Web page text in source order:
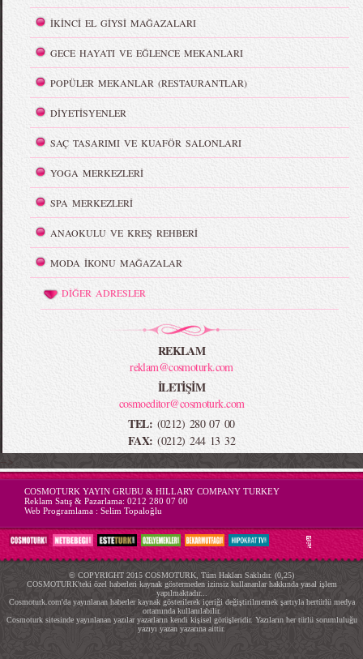
İKİNCİ EL GİYSİ MAĞAZALARI
GECE HAYATI VE EĞLENCE MEKANLARI
POPÜLER MEKANLAR (RESTAURANTLAR)
DİYETİSYENLER
SAÇ TASARIMI VE KUAFÖR SALONLARI
YOGA MERKEZLERİ
SPA MERKEZLERİ
ANAOKULU VE KREŞ REHBERİ
MODA İKONU MAĞAZALAR
DİĞER ADRESLER
REKLAM
reklam@cosmoturk.com
İLETİŞİM
cosmoeditor@cosmoturk.com
TEL: (0212) 280 07 00
FAX: (0212) 244 13 32
-->
COSMOTURK YAYIN GRUBU & HILLARY COMPANY TURKEY
Reklam Satış & Pazarlama: 0212 280 07 00
Web Programlama : Selim Topaloğlu
© COPYRIGHT 2015 COSMOTURK, Tüm Hakları Saklıdır. (0,25)
COSMOTURK'teki özel haberleri kaynak göstermeden izinsiz kullananlar hakkında yasal işlem
yapılmaktadır...
Cosmoturk.com'da yayınlanan haberler kaynak gösterilerek içeriği değiştirilmemek şartıyla hertürlü medya
ortamında kullanılabilir.
Cosmoturk sitesinde yayınlanan yazılar yazarların kendi kişisel görüşleridir. Yazıların her türlü sorumluluğu
yazıyı yazan yazarına aittir.